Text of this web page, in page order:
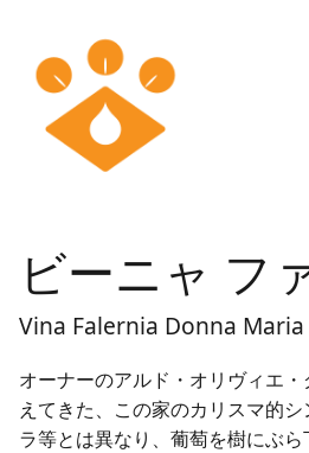
ビーニャ フ
Vina Falernia Donna
オーナーのアルド・オリヴィエ
えてきた、この家のカリスマ的
ラ等とは異なり、葡萄を樹にぶ